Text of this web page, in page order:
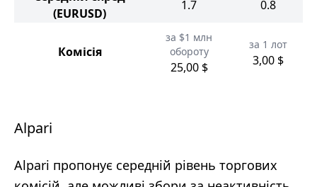
(EURUSD)
1.7 0.8
Комісія
за $1 млн
обороту
25,00 $
за 1 лот
3,00 $
Alpari
Alpari пропонує середній рівень торгових